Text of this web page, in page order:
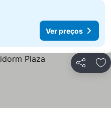
Ver preços
Partilhar